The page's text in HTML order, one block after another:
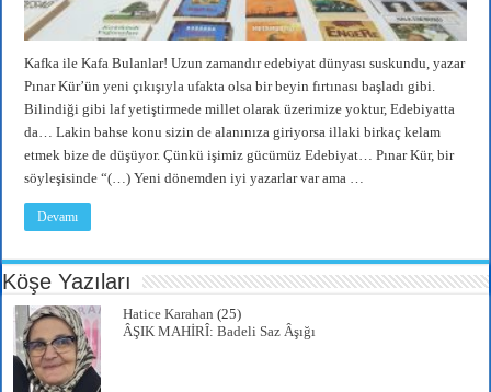
Kafka ile Kafa Bulanlar! Uzun zamandır edebiyat dünyası suskundu, yazar
Pınar Kür’ün yeni çıkışıyla ufakta olsa bir beyin fırtınası başladı gibi.
Bilindiği gibi laf yetiştirmede millet olarak üzerimize yoktur, Edebiyatta
da… Lakin bahse konu sizin de alanınıza giriyorsa illaki birkaç kelam
etmek bize de düşüyor. Çünkü işimiz gücümüz Edebiyat… Pınar Kür, bir
söyleşisinde “(…) Yeni dönemden iyi yazarlar var ama …
Devamı
Köşe Yazıları
Hatice Karahan (25)
ÂŞIK MAHİRÎ: Badeli Saz Âşığı